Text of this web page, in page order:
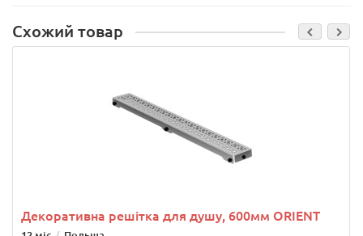
Схожий товар
Декоративна решітка для душу, 600мм ORIENT